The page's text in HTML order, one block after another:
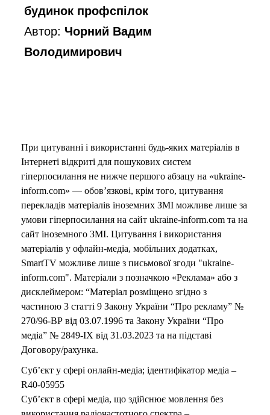
будинок профспілок
Автор: Чорний Вадим
Володимирович
При цитуванні і використанні будь-яких матеріалів в
Інтернеті відкриті для пошукових систем
гіперпосилання не нижче першого абзацу на «ukraine-
inform.com» — обов’язкові, крім того, цитування
перекладів матеріалів іноземних ЗМІ можливе лише за
умови гіперпосилання на сайт ukraine-inform.com та на
сайт іноземного ЗМІ. Цитування і використання
матеріалів у офлайн-медіа, мобільних додатках,
SmartTV можливе лише з письмової згоди "ukraine-
inform.com". Матеріали з позначкою «Реклама» або з
дисклеймером: “Матеріал розміщено згідно з
частиною 3 статті 9 Закону України “Про рекламу” №
270/96-ВР від 03.07.1996 та Закону України “Про
медіа” № 2849-IX від 31.03.2023 та на підставі
Договору/рахунка.
Суб’єкт у сфері онлайн-медіа; ідентифікатор медіа –
R40-05955
Суб’єкт в сфері медіа, що здійснює мовлення без